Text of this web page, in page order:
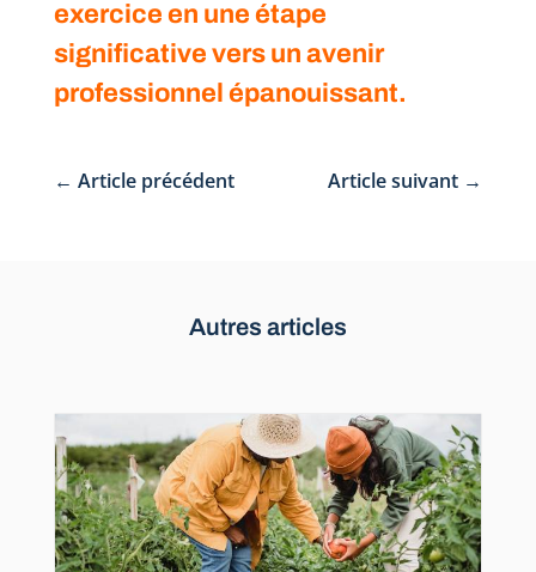
exercice en une étape
significative vers un avenir
professionnel épanouissant.
← Article précédent Article suivant →
Autres articles